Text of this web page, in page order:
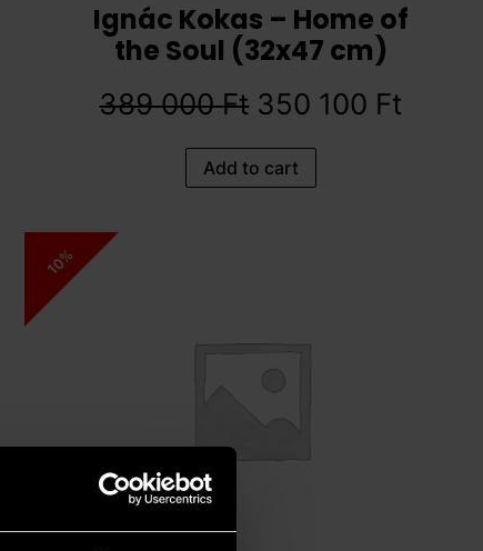
Ignác Kokas – Home of
the Soul (32x47 cm)
389 000Ft 350 100 Ft
Add to cart
10%